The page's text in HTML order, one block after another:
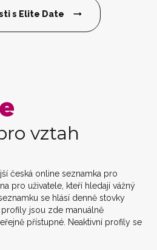
s Elite Date
vztah
česká online seznamka pro
pro uživatele, kteří hledají vážný
se hlásí denně stovky
jsou zde manuálně
přístupné. Neaktivní profily se